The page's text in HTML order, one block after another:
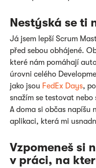
Nestýská se ti
Já jsem lepší Scrum
před sebou obhájené.
které nám pomáhají
úrovni celého
jako jsou FedEx Days,
snažím se testovat
A doma si občas napíšu
aplikaci, která mi
Vzpomeneš si
v práci, na